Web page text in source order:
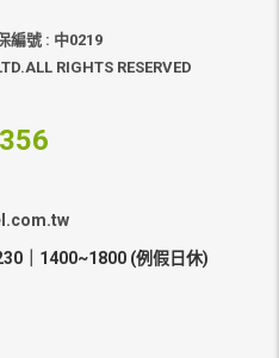
編號 : 中0219
RIGHTS RESERVED
｜1400~1800 (例假日休)